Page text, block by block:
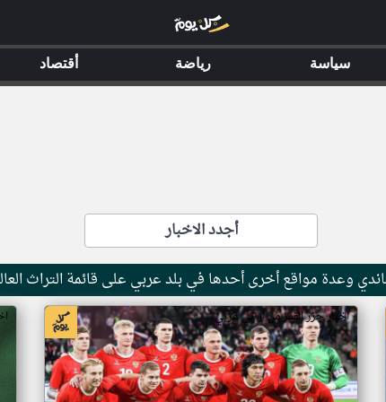
أجدد الاخبار
وعدة مواقع أخرى أحدها في بلد عربي على قائمة التراث
اخبار جزر القمر من ار تي عربي
سياسة رياضة أقتصاد